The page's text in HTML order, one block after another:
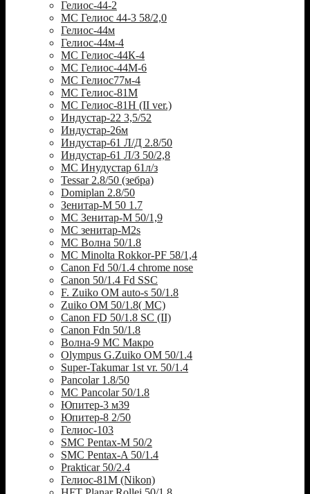
Гелиос-44-2
МС Гелиос 44-3 58/2,0
Гелиос-44м
Гелиос-44м-4
МС Гелиос-44К-4
МС Гелиос-44М-6
МС Гелиос77м-4
МС Гелиос-81М
МС Гелиос-81Н (II ver.)
Индустар-22 3,5/52
Индустар-26м
Индустар-61 Л/Д 2.8/50
Индустар-61 Л/З 50/2,8
МС Инудустар 61л/з
Tessar 2.8/50 (зебра)
Domiplan 2.8/50
Зенитар-М 50 1.7
МС Зенитар-М 50/1,9
МС зенитар-M2s
MC Волна 50/1.8
MC Minolta Rokkor-PF 58/1,4
Canon Fd 50/1.4 chrome nose
Canon 50/1.4 Fd SSC
F. Zuiko OM auto-s 50/1.8
Zuiko OM 50/1.8( MC)
Canon FD 50/1.8 SC (II)
Canon Fdn 50/1.8
Волна-9 МС Макро
Olympus G.Zuiko OM 50/1.4
Super-Takumar 1st vr. 50/1.4
Pancolar 1.8/50
MC Pancolar 50/1.8
Юпитер-3 м39
Юпитер-8 2/50
Гелиос-103
SMC Pentax-M 50/2
SMC Pentax-A 50/1.4
Prakticar 50/2.4
Гелиос-81М (Nikon)